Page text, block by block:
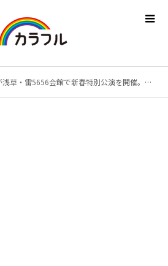
会館で新春特別公演を開催。40年の節目を前に歌への情熱をファンへ届ける